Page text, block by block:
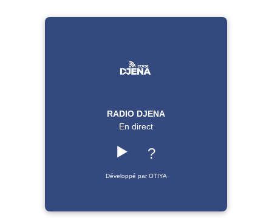
RADIO DJENA
En direct
▶️ ?
Développé par OTIYA